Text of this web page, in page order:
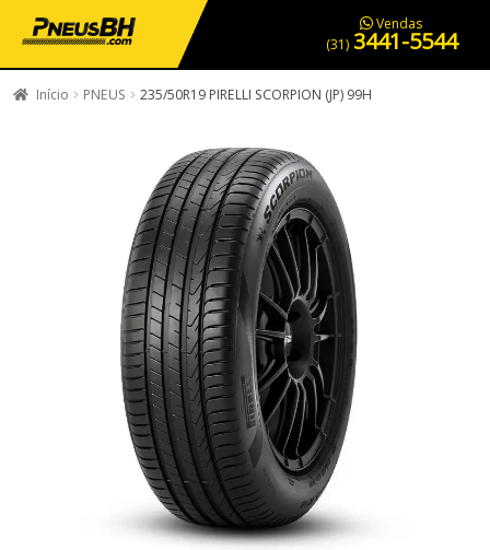
PNEUS EM OFERTA SERVIÇOS AUTOMOTIVOS NOSSA LOJA
Vendas
(31) 3441-5544
Início PNEUS 235/50R19 PIRELLI SCORPION (JP) 99H